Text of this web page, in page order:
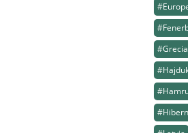
#Grecia